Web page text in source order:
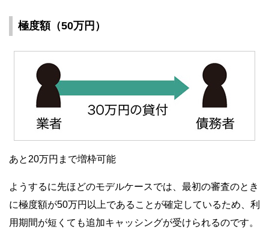
極度額（50万円）
あと20万円まで増枠可能
ようするに先ほどのモデルケースでは、最初の審査のとき
に極度額が50万円以上であることが確定しているため、利
用期間が短くても追加キャッシングが受けられるのです。